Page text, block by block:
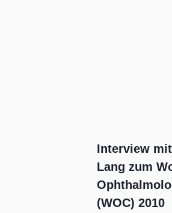
Interview
Lang zum
(WOC) 2010